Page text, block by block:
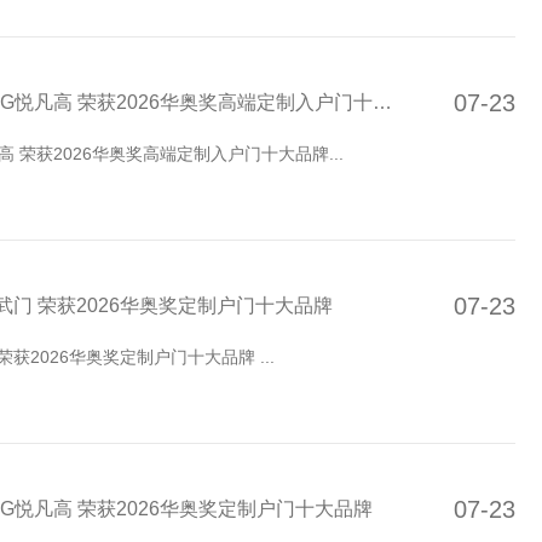
高 荣获2026华奥奖高端定制入户门十大品牌 07-23
荣获2026华奥奖高端定制入户门十大品牌...
门 荣获2026华奥奖定制户门十大品牌 07-23
悦凡高 荣获2026华奥奖定制户门十大品牌 07-23